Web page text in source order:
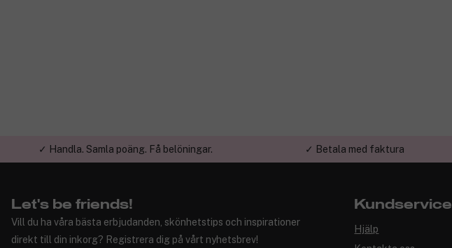
✓ Handla. Samla poäng. Få belöningar. ✓ Betala med faktura
Let's be friends!
Vill du ha våra bästa erbjudanden, skönhetstips och inspirationer
direkt till din inkorg? Registrera dig på vårt nyhetsbrev!
Kundservice
Hjälp